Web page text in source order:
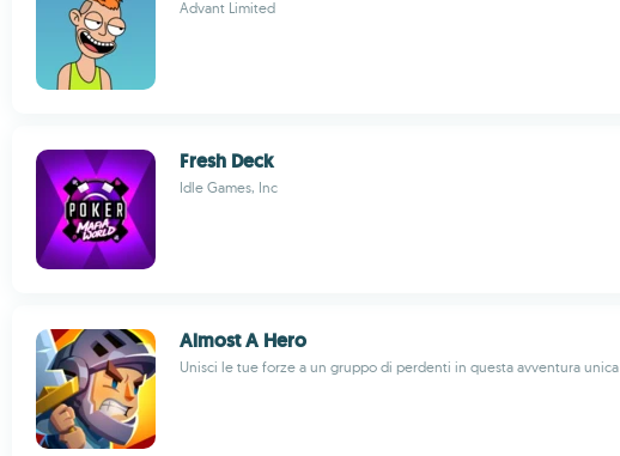
Advant Limited
Fresh Deck
Idle Games, Inc
Almost A Hero
Unisci le tue forze a un gruppo di perdenti in questa avventura unica